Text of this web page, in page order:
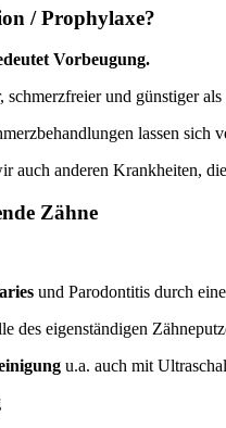
/ Prophylaxe?
Vorbeugung.
schmerzfreier und günstiger
lassen
auch anderen Krankheiten,
Zähne
und Parodontitis durch
des eigenständigen
u.a. auch mit